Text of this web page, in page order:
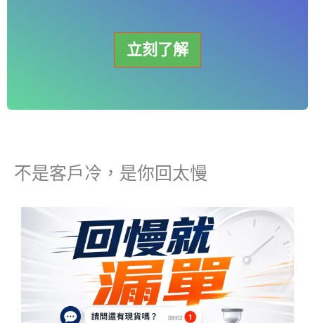
立刻了解
不是客戶冷，是你回太慢